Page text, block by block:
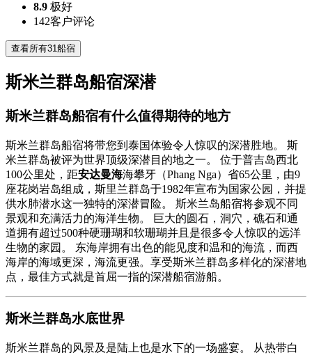
8.9 极好
142客户评论
查看所有31船宿
斯米兰群岛船宿深潜
斯米兰群岛船宿有什么值得期待的地方
斯米兰群岛船宿将带您到泰国体验令人惊叹的深潜胜地。 斯
米兰群岛被评为世界顶级深潜目的地之一。 位于普吉岛西北
100公里处，距安达曼海海攀牙（Phang Nga）省65公里，由9
座花岗岩岛组成，斯里兰群岛于1982年宣布为国家公园，并提
供水肺潜水这一独特的深潜冒险。 斯米兰岛船宿将参观不同
景观和充满活力的海洋生物。 巨大的圆石，洞穴，礁石和通
道拥有超过500种硬珊瑚和软珊瑚并且是很多令人惊叹的远洋
生物的家园。 东海岸拥有出色的能见度和温和的海流，而西
海岸的海域更深，海流更强。享受斯米兰群岛多样化的深潜地
点，最佳方式就是首屈一指的深潜船宿游船。
斯米兰群岛水底世界
斯米兰群岛的风景及是陆上也是水下的一场盛宴。 从热带白